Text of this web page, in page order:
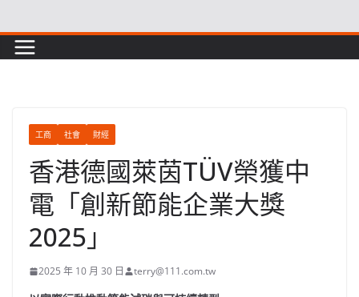
to
content
工商 社會 財經
香港德國萊茵TÜV榮獲中
電「創新節能企業大獎
2025」
2025 年 10 月 30 日 terry@111.com.tw